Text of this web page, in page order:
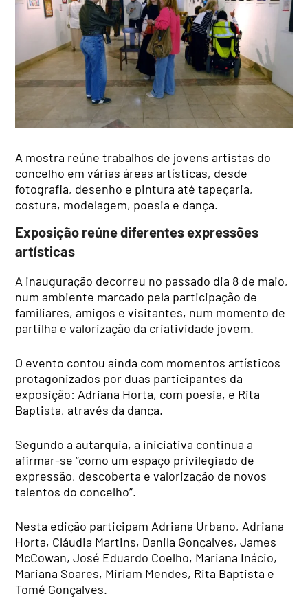
A mostra reúne trabalhos de jovens artistas do
concelho em várias áreas artísticas, desde
fotografia, desenho e pintura até tapeçaria,
costura, modelagem, poesia e dança.
Exposição reúne diferentes expressões
artísticas
A inauguração decorreu no passado dia 8 de maio,
num ambiente marcado pela participação de
familiares, amigos e visitantes, num momento de
partilha e valorização da criatividade jovem.
O evento contou ainda com momentos artísticos
protagonizados por duas participantes da
exposição: Adriana Horta, com poesia, e Rita
Baptista, através da dança.
Segundo a autarquia, a iniciativa continua a
afirmar-se “como um espaço privilegiado de
expressão, descoberta e valorização de novos
talentos do concelho”.
Nesta edição participam Adriana Urbano, Adriana
Horta, Cláudia Martins, Danila Gonçalves, James
McCowan, José Eduardo Coelho, Mariana Inácio,
Mariana Soares, Miriam Mendes, Rita Baptista e
Tomé Gonçalves.